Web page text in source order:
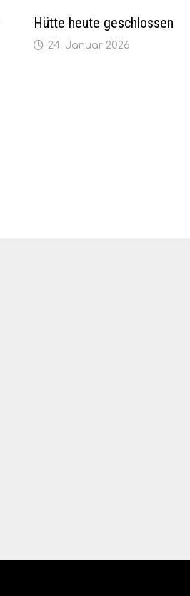
Hütte heute geschlossen
24. Januar 2026